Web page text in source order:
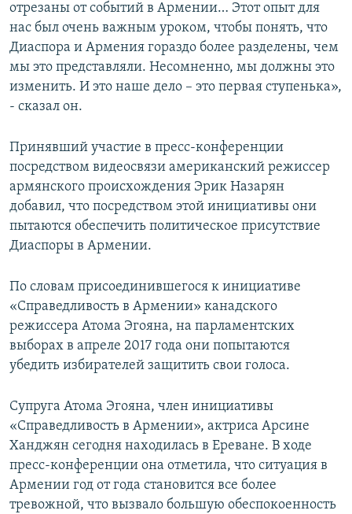
отрезаны от событий в Армении… Этот опыт для
нас был очень важным уроком, чтобы понять, что
Диаспора и Армения гораздо более разделены, чем
мы это представляли. Несомненно, мы должны это
изменить. И это наше дело – это первая ступенька»,
- сказал он.
Принявший участие в пресс-конференции
посредством видеосвязи американский режиссер
армянского происхождения Эрик Назарян
добавил, что посредством этой инициативы они
пытаются обеспечить политическое присутствие
Диаспоры в Армении.
По словам присоединившегося к инициативе
«Справедливость в Армении» канадского
режиссера Атома Эгояна, на парламентских
выборах в апреле 2017 года они попытаются
убедить избирателей защитить свои голоса.
Супруга Атома Эгояна, член инициативы
«Справедливость в Армении», актриса Арсине
Ханджян сегодня находилась в Ереване. В ходе
пресс-конференции она отметила, что ситуация в
Армении год от года становится все более
тревожной, что вызвало большую обеспокоенность